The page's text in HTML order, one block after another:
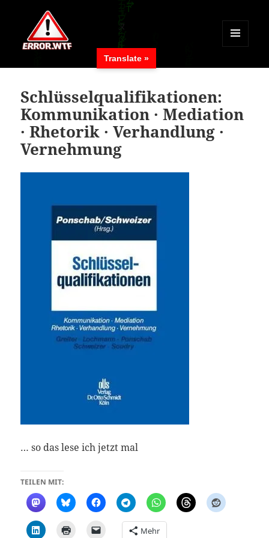
MENÜ
WIDGETS
Schlüsselqualifikationen:
Kommunikation · Mediation
· Rhetorik · Verhandlung ·
Vernehmung
… so das lese ich jetzt mal
TEILEN MIT:
Mehr
Translate »